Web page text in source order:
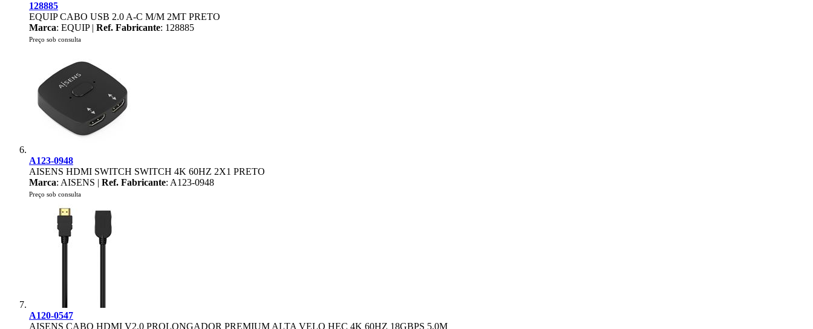
128885
EQUIP CABO USB 2.0 A-C M/M 2MT PRETO
Marca: EQUIP | Ref. Fabricante: 128885
Preço sob consulta
A123-0948
AISENS HDMI SWITCH SWITCH 4K 60HZ 2X1 PRETO
Marca: AISENS | Ref. Fabricante: A123-0948
Preço sob consulta
A120-0547
AISENS CABO HDMI V2,0 PROLONGADOR PREMIUM ALTA VELO HEC 4K 60HZ 18GBPS 5,0M